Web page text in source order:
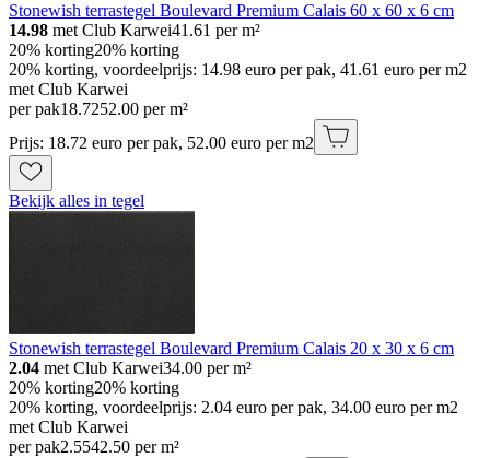
Stonewish terrastegel Boulevard Premium Calais 60 x 60 x 6 cm
14.98 met Club Karwei41.61 per m²
20% korting20% korting
20% korting, voordeelprijs: 14.98 euro per pak, 41.61 euro per m2
met Club Karwei
per pak18.7252.00 per m²
Prijs: 18.72 euro per pak, 52.00 euro per m2
Bekijk alles in tegel
Stonewish terrastegel Boulevard Premium Calais 20 x 30 x 6 cm
2.04 met Club Karwei34.00 per m²
20% korting20% korting
20% korting, voordeelprijs: 2.04 euro per pak, 34.00 euro per m2
met Club Karwei
per pak2.5542.50 per m²